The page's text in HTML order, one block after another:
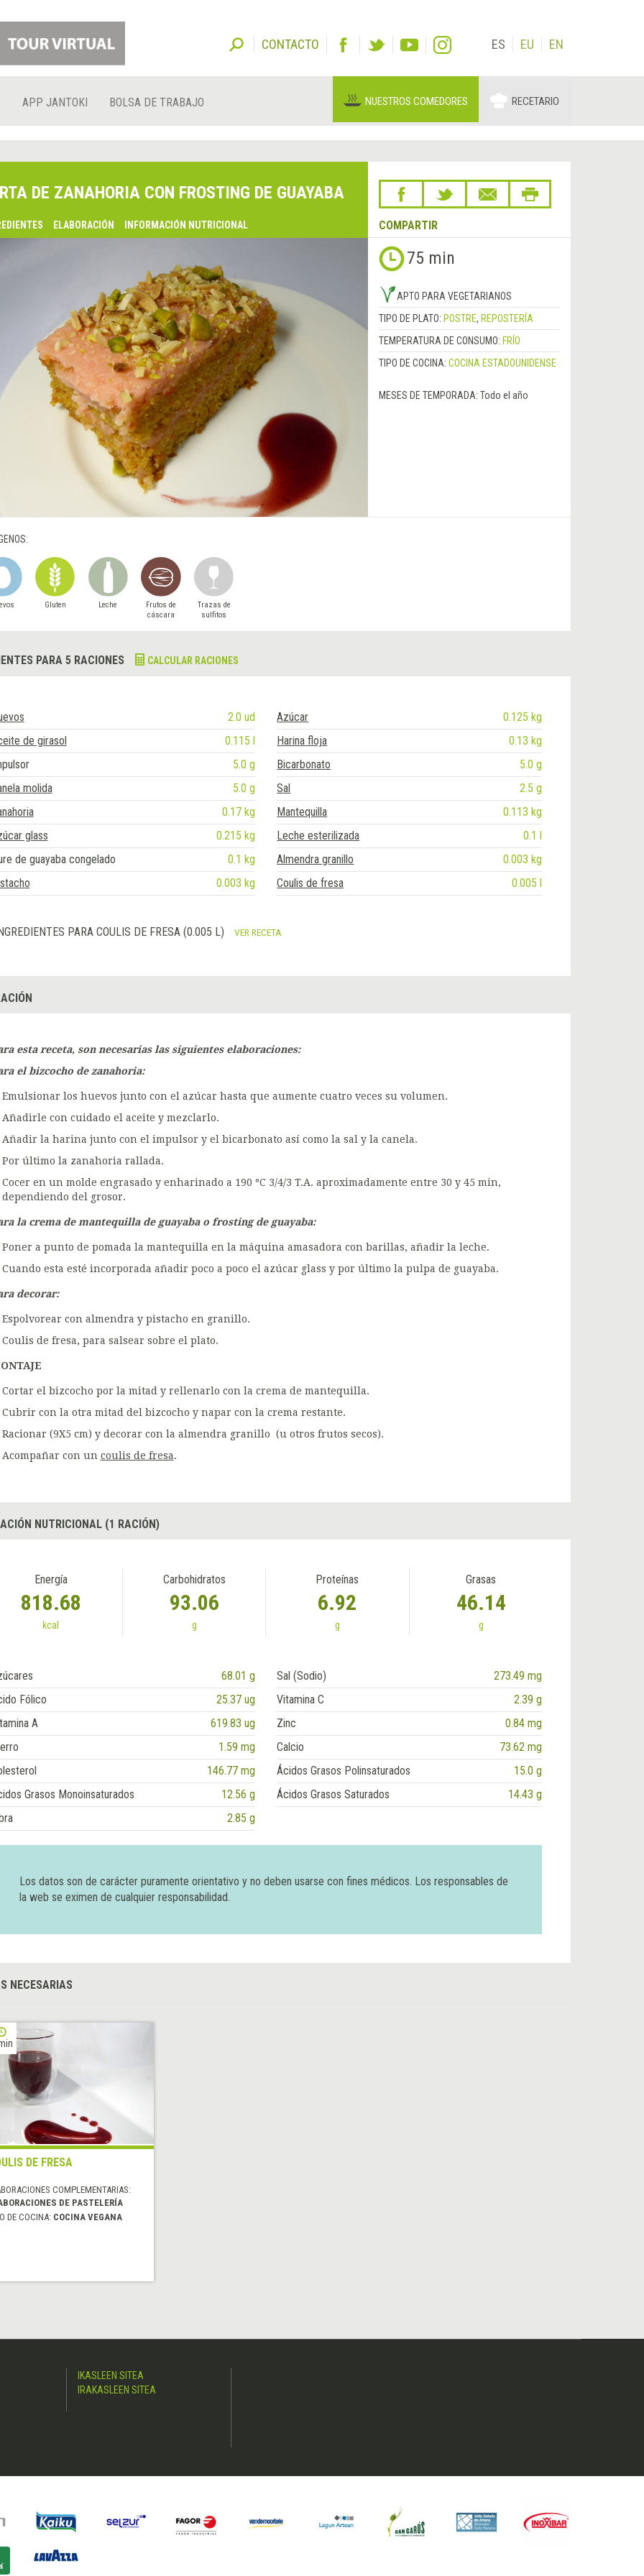
CONTACTO ES EU EN
APP JANTOKI BOLSA DE TRABAJO NUESTROS COMEDORES RECETARIO
DE ZANAHORIA CON FROSTING DE GUAYABA
ELABORACIÓN INFORMACIÓN NUTRICIONAL COMPARTIR
75 min
APTO PARA VEGETARIANOS
TIPO DE PLATO: POSTRE, REPOSTERÍA
TEMPERATURA DE CONSUMO: FRÍO
TIPO DE COCINA: COCINA ESTADOUNIDENSE
MESES DE TEMPORADA: Todo el año
Gluten Leche
Frutos de
cáscara
Trazas de
sulfitos
PARA 5 RACIONES CALCULAR RACIONES
2.0 ud Azúcar
0.125 kg
de girasol
0.115 l Harina floja
0.13 kg
5.0 g Bicarbonato
5.0 g
molida
5.0 g Sal
2.5 g
0.17 kg Mantequilla
0.113 kg
glass
0.215 kg Leche esterilizada
0.1 l
de guayaba congelado
0.1 kg Almendra granillo
0.003 kg
0.003 kg Coulis de fresa 0.005 l
INGREDIENTES PARA COULIS DE FRESA (0.005 L) VER RECETA
esta receta, son necesarias las siguientes elaboraciones:
el bizcocho de zanahoria:
Emulsionar los huevos junto con el azúcar hasta que aumente cuatro veces su volumen.
Añadirle con cuidado el aceite y mezclarlo.
Añadir la harina junto con el impulsor y el bicarbonato así como la sal y la canela.
Por último la zanahoria rallada.
Cocer en un molde engrasado y enharinado a 190 ºC 3/4/3 T.A. aproximadamente entre 30 y 45 min,
dependiendo del grosor.
la crema de mantequilla de guayaba o frosting de guayaba:
Poner a punto de pomada la mantequilla en la máquina amasadora con barillas, añadir la leche.
Cuando esta esté incorporada añadir poco a poco el azúcar glass y por último la pulpa de guayaba.
decorar:
Espolvorear con almendra y pistacho en granillo.
Coulis de fresa, para salsear sobre el plato.
Cortar el bizcocho por la mitad y rellenarlo con la crema de mantequilla.
Cubrir con la otra mitad del bizcocho y napar con la crema restante.
Racionar (9X5 cm) y decorar con la almendra granillo (u otros frutos secos).
Acompañar con un coulis de fresa.
NUTRICIONAL (1 RACIÓN)
Energía
818.68
kcal
Carbohidratos
93.06
g
Proteínas
6.92
g
Grasas
46.14
g
68.01 g Sal (Sodio)
273.49 mg
Fólico
25.37 ug Vitamina C
2.39 g
A
619.83 ug Zinc
0.84 mg
1.59 mg Calcio
73.62 mg
146.77 mg Ácidos Grasos Polinsaturados
15.0 g
Grasos Monoinsaturados
12.56 g Ácidos Grasos Saturados
14.43 g
2.85 g
Los datos son de carácter puramente orientativo y no deben usarse con fines médicos. Los responsables de
la web se eximen de cualquier responsabilidad.
NECESARIAS
DE FRESA
COMPLEMENTARIAS:
DE PASTELERÍA
DE COCINA: COCINA VEGANA
IKASLEEN SITEA
IRAKASLEEN SITEA